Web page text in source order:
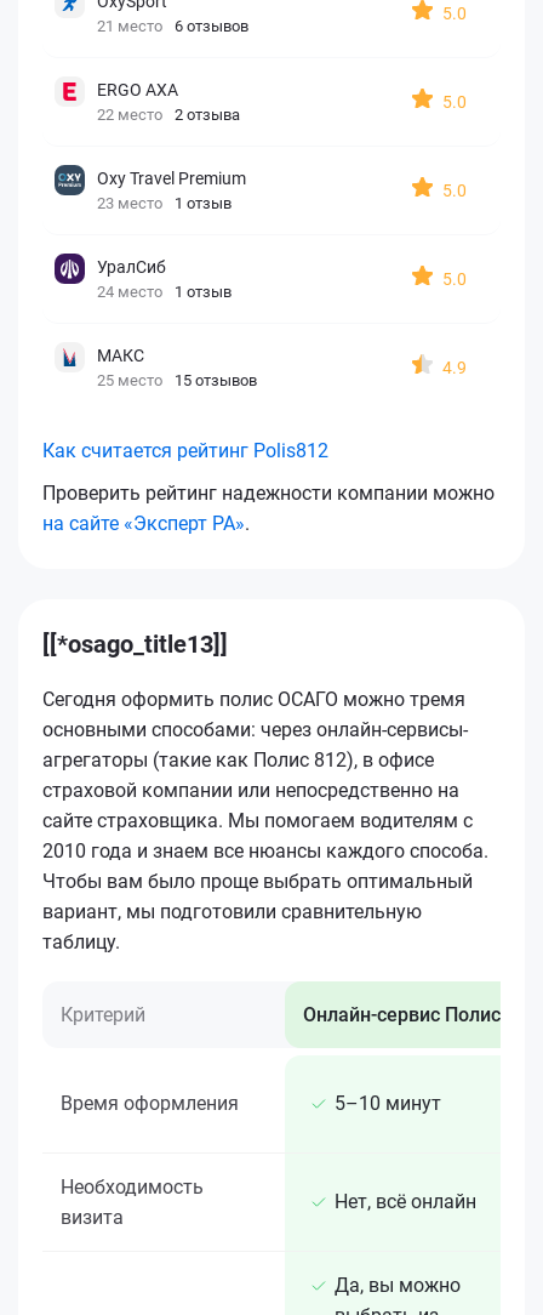
21 место 6 отзывов
5.0
ERGO AXA
22 место 2 отзыва
5.0
Oxy Travel Premium
23 место 1 отзыв
5.0
УралСиб
24 место 1 отзыв
5.0
МАКС
25 место 15 отзывов
4.9
Как считается рейтинг Polis812
Проверить рейтинг надежности компании можно
на сайте «Эксперт РА».
[[*osago_title13]]
Сегодня оформить полис ОСАГО можно тремя
основными способами: через онлайн-сервисы-
агрегаторы (такие как Полис 812), в офисе
страховой компании или непосредственно на
сайте страховщика. Мы помогаем водителям с
2010 года и знаем все нюансы каждого способа.
Чтобы вам было проще выбрать оптимальный
вариант, мы подготовили сравнительную
таблицу.
Критерий Онлайн-сервис Полис 812
Время оформления 5–10 минут
Необходимость
визита
Нет, всё онлайн
Да, вы можно